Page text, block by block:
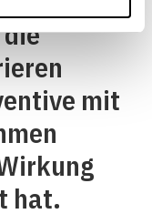
mit
hat.